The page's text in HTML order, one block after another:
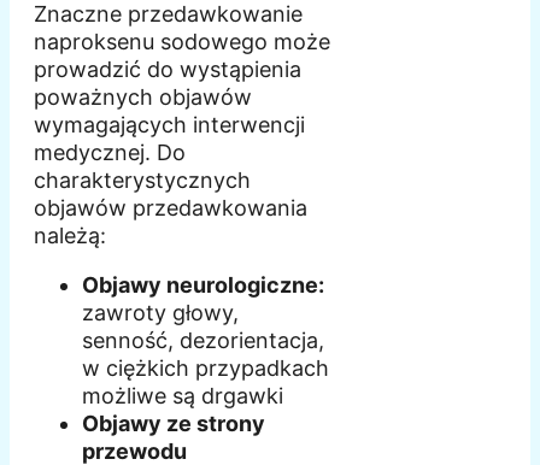
Znaczne przedawkowanie
naproksenu sodowego może
prowadzić do wystąpienia
poważnych objawów
wymagających interwencji
medycznej. Do
charakterystycznych
objawów przedawkowania
należą:
Objawy neurologiczne:
zawroty głowy,
senność, dezorientacja,
w ciężkich przypadkach
możliwe są drgawki
Objawy ze strony
przewodu